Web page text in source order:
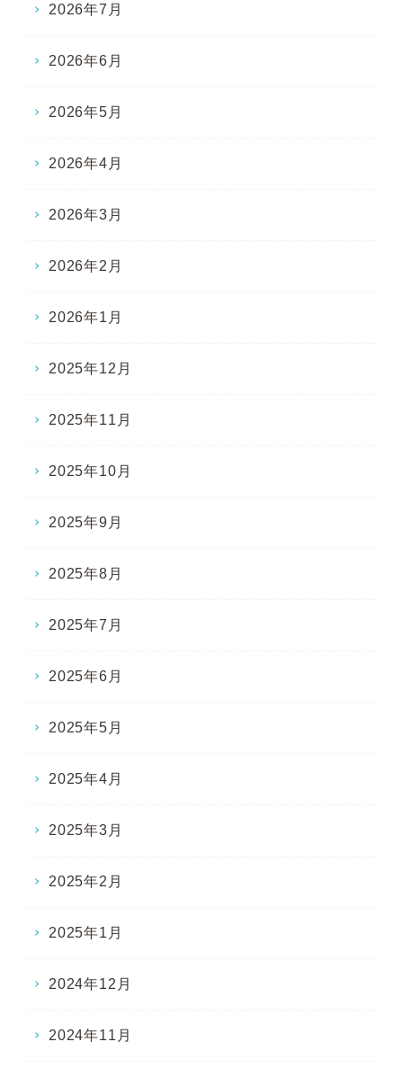
2026年7月
2026年6月
2026年5月
2026年4月
2026年3月
2026年2月
2026年1月
2025年12月
2025年11月
2025年10月
2025年9月
2025年8月
2025年7月
2025年6月
2025年5月
2025年4月
2025年3月
2025年2月
2025年1月
2024年12月
2024年11月